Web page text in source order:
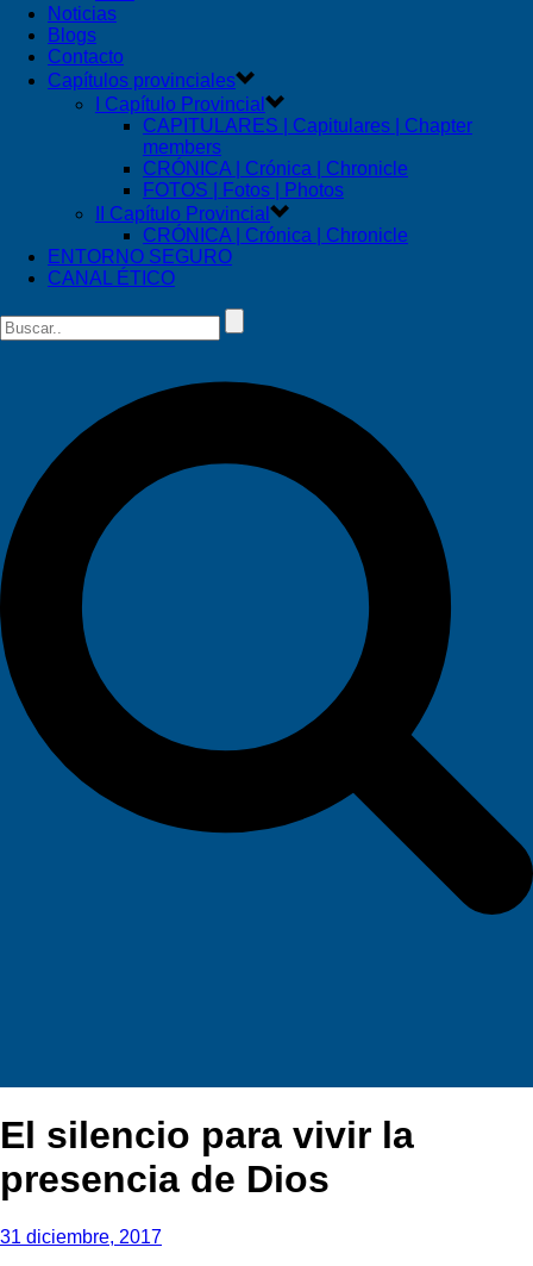
Noticias
Blogs
Contacto
Capítulos provinciales
I Capítulo Provincial
CAPITULARES | Capitulares | Chapter
members
CRÓNICA | Crónica | Chronicle
FOTOS | Fotos | Photos
II Capítulo Provincial
CRÓNICA | Crónica | Chronicle
ENTORNO SEGURO
CANAL ÉTICO
El silencio para vivir la
presencia de Dios
31 diciembre, 2017